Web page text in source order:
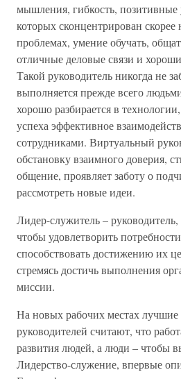
мышления, гибкость, позитивные
которых сконцентрирован
проблемах, умение обучать,
отличные деловые связи и
Такой руководитель никогда не
выполняется прежде всего
хорошо разбирается в
успеха эффективное
сотрудниками. Виртуальный
обстановку взаимного доверия,
общение, проявляет заботу о
рассмотреть новые идеи.
Лидер-служитель – руководитель,
чтобы удовлетворить
способствовать достижению их
стремясь достичь выполнения
миссии.
На новых рабочих местах
руководителей считают, что
развития людей, а люди – чтобы
Лидерство-служение, впервые